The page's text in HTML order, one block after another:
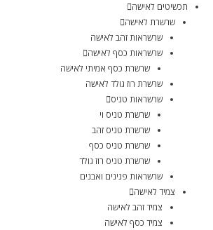
תכשיטים לאישה
שרשרת לאישה
שרשראות זהב לאישה
שרשראות כסף לאישה
שרשרת כסף אמיתי לאישה
שרשרת רוז גולד לאישה
שרשראות טניס
שרשרת טניס וי
שרשרת טניס זהב
שרשרת טניס כסף
שרשרת טניס רוז גולד
שרשראות פנינים ואבנים
צמיד לאישה
צמיד זהב לאישה
צמיד כסף לאישה